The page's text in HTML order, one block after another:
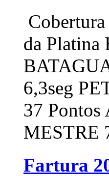
da
6,3seg
37
MESTRE
Fartura